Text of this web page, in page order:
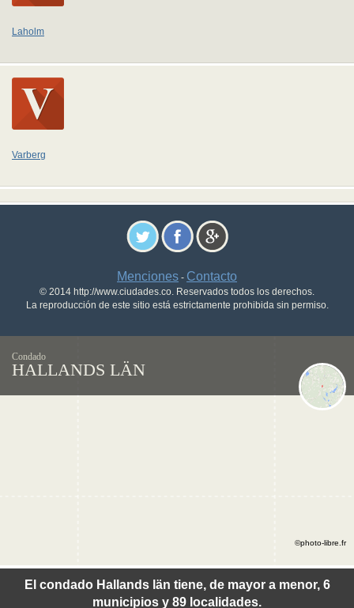
Laholm
Varberg
Menciones - Contacto
© 2014 http://www.ciudades.co. Reservados todos los derechos.
La reproducción de este sitio está estrictamente prohibida sin permiso.
Condado
HALLANDS LÄN
El condado Hallands län tiene, de mayor a menor, 6
municipios y 89 localidades.
©photo-libre.fr